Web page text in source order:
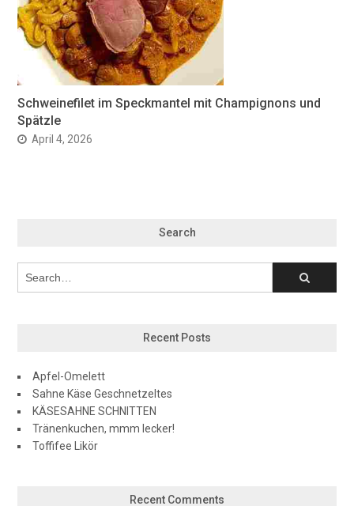
Schweinefilet im Speckmantel mit Champignons und
Spätzle
April 4, 2026
Search
Recent Posts
Apfel-Omelett
Sahne Käse Geschnetzeltes
KÄSESAHNE SCHNITTEN
Tränenkuchen, mmm lecker!
Toffifee Likör
Recent Comments